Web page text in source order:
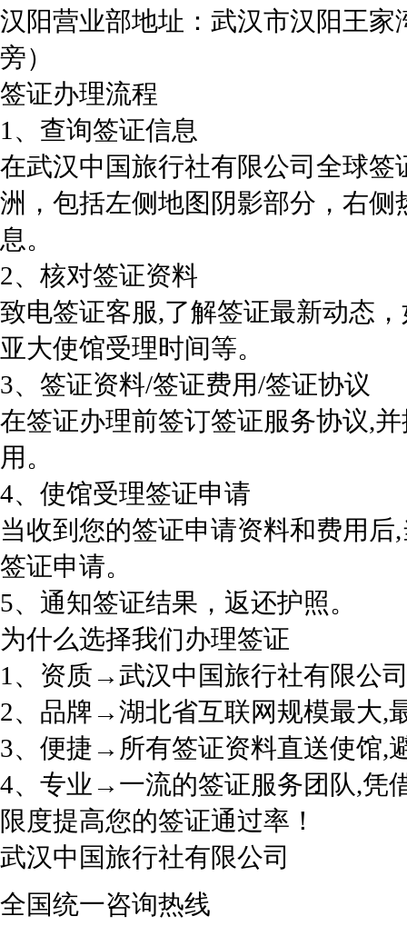
汉阳营业部地址：武汉市汉阳王
旁）
签证办理流程
1、查询签证信息
在武汉中国旅行社有限公司全球
洲，包括左侧地图阴影部分，右
息。
2、核对签证资料
致电签证客服,了解签证最新动态
亚大使馆受理时间等。
3、签证资料/签证费用/签证协议
在签证办理前签订签证服务协议,
用。
4、使馆受理签证申请
当收到您的签证申请资料和费用
签证申请。
5、通知签证结果，返还护照。
为什么选择我们办理签证
1、资质→武汉中国旅行社有限公
2、品牌→湖北省互联网规模最大,
3、便捷→所有签证资料直送使馆,
4、专业→一流的签证服务团队,凭
限度提高您的签证通过率！
武汉中国旅行社有限公司
全国统一咨询热线